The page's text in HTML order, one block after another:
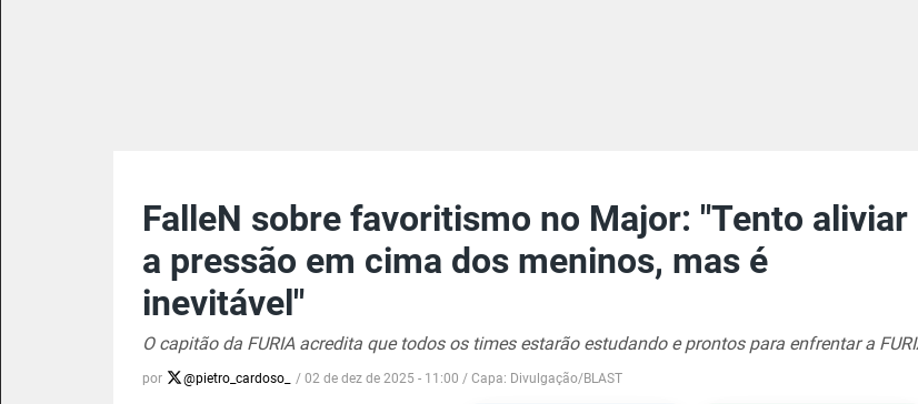
FalleN sobre favoritismo no Major: "Tento aliviar
a pressão em cima dos meninos, mas é
inevitável"
O capitão da FURIA acredita que todos os times estarão estudando e prontos para enfrentar a
por @pietro_cardoso_ / 02 de dez de 2025 - 11:00 / Capa: Divulgação/BLAST